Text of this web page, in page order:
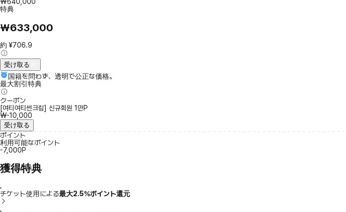
₩640,000
特典
₩633,000
約 ¥706.9
受け取る
国籍を問わず、透明で公正な価格。
最大割引特典
クーポン
[여티여티썬크림] 신규회원 1만P
₩-10,000
受け取る
ポイント
利用可能なポイント
-7,000P
獲得特典
チケット使用による最大2.5％ポイント還元